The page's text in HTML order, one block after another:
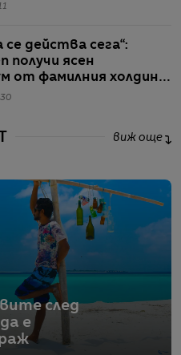
се действа сега“:
получи ясен
от фамилния холдинг
виж още
след
е